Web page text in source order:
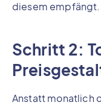
diesem empfängt.
Schritt 2:
Anstatt monatlich